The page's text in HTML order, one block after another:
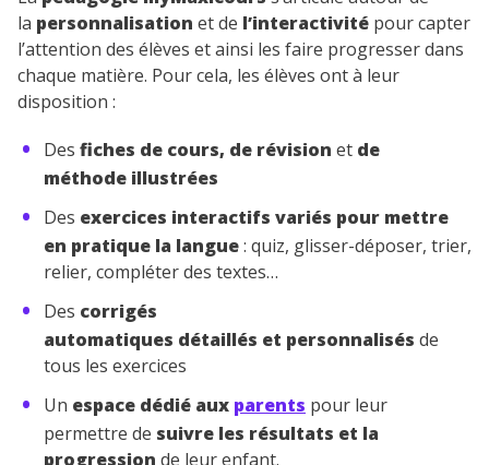
la personnalisation et de l’interactivité pour capter
l’attention des élèves et ainsi les faire progresser dans
chaque matière. Pour cela, les élèves ont à leur
disposition :
Des fiches de cours, de révision et de
méthode illustrées
Des exercices interactifs variés pour mettre
en pratique la langue: quiz, glisser-déposer, trier,
relier, compléter des textes…
Des corrigés
automatiques détaillés et personnalisés de
tous les exercices
Un espace dédié aux parents pour leur
permettre de suivre les résultats et la
progression de leur enfant.